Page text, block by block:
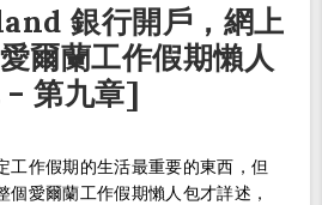
銀行開戶，網上
爾蘭工作假期懶人
– 第九章]
工作假期的生活最重要的東西，但
個愛爾蘭工作假期懶人包才詳述，